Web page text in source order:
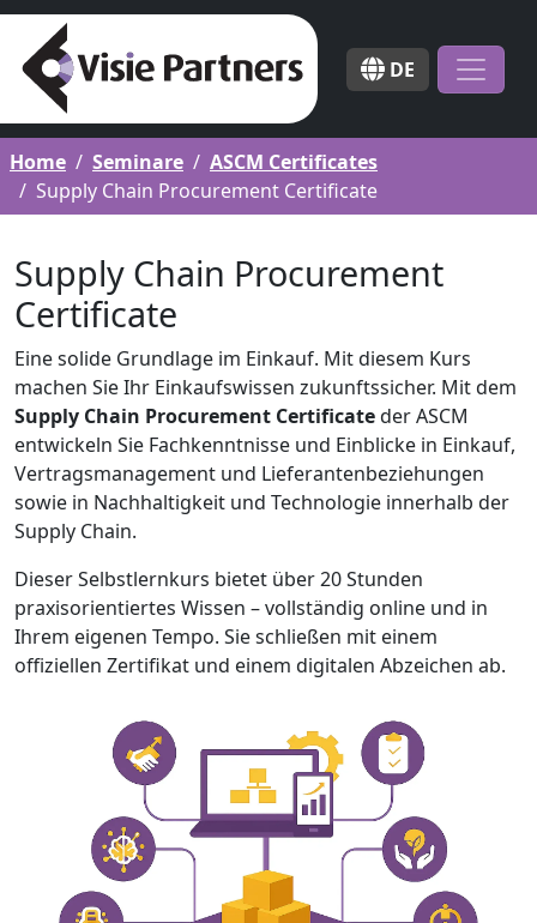
DE
Home Seminare
ASCM Certificates
Supply Chain Procurement Certificate
Supply Chain Procurement
Certificate
Eine solide Grundlage im Einkauf. Mit diesem Kurs
machen Sie Ihr Einkaufswissen zukunftssicher. Mit dem
Supply Chain Procurement Certificateder ASCM
entwickeln Sie Fachkenntnisse und Einblicke in Einkauf,
Vertragsmanagement und Lieferantenbeziehungen
sowie in Nachhaltigkeit und Technologie innerhalb der
Supply Chain.
Dieser Selbstlernkurs bietet über 20 Stunden
praxisorientiertes Wissen – vollständig online und in
Ihrem eigenen Tempo. Sie schließen mit einem
offiziellen Zertifikat und einem digitalen Abzeichen ab.